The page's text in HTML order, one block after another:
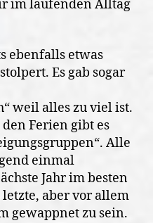
im laufenden Alltag
ebenfalls etwas
Es gab sogar
weil alles zu viel ist.
Ferien gibt es
Alle
einmal
Jahr im besten
letzte, aber vor allem
gewappnet zu sein.